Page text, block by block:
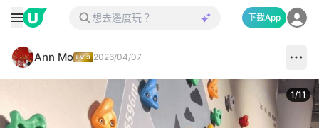
下載App
Ann Mo 2026/04/07
1/11